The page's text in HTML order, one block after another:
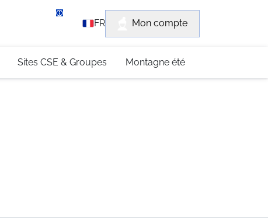
+33 (0)4 79 96 30 69
FR Mon compte
Sites CSE & Groupes Montagne été